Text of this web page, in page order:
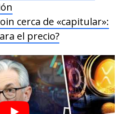
cerca de «capitular»:
el precio?